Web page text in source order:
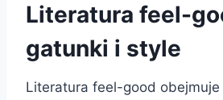
Literatura feel-
gatunki i style
Literatura feel-good obejmuje